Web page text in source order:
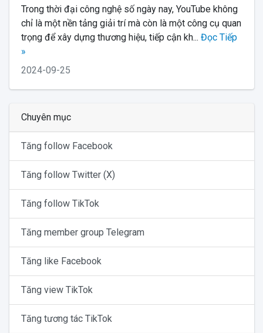
Trong thời đại công nghệ số ngày nay, YouTube không
chỉ là một nền tảng giải trí mà còn là một công cụ quan
trọng để xây dựng thương hiệu, tiếp cận kh... Đọc Tiếp
»
2024-09-25
Chuyên mục
Tăng follow Facebook
Tăng follow Twitter (X)
Tăng follow TikTok
Tăng member group Telegram
Tăng like Facebook
Tăng view TikTok
Tăng tương tác TikTok